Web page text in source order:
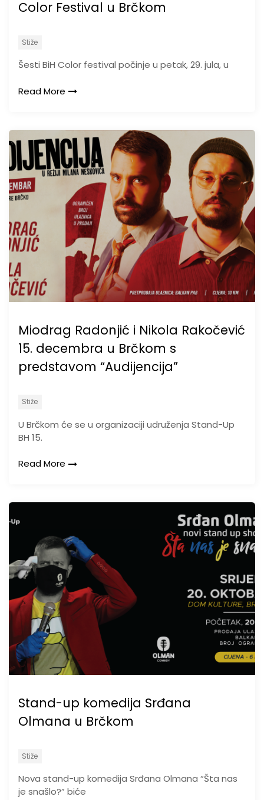
Color Festival u Brčkom
Stiže
Šesti BiH Color festival počinje u petak, 29. jula, u
Read More
Miodrag Radonjić i Nikola Rakočević
15. decembra u Brčkom s
predstavom “Audijencija”
Stiže
U Brčkom će se u organizaciji udruženja Stand-Up
BH 15.
Read More
Stand-up komedija Srđana
Olmana u Brčkom
Stiže
Nova stand-up komedija Srđana Olmana “Šta nas
je snašlo?” biće